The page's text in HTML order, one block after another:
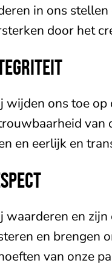
in ons
door het
wijden ons toe op
van
en eerlijk en
waarderen en zijn
en brengen
van onze